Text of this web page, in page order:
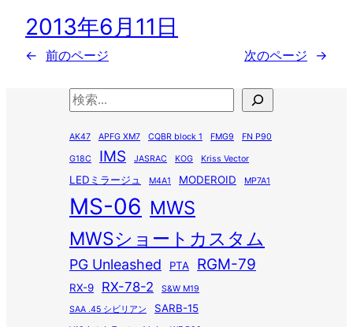
2013年6月11日
← 前のページ 次のページ →
検
AK47 APFG XM7 CQBR block 1 FMG9 FN P90
G18C IMS JASRAC KOG Kriss Vector
LEDミラージュ M4A1 MODEROID MP7A1
MS-06 MWS
MWSショートカスタム
PG Unleashed PTA RGM-79
RX-9 RX-78-2
S&W M19
SAA .45 シビリアン
SARB-15